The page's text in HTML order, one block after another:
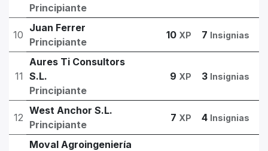
Principiante
10
Juan Ferrer
Principiante
10 XP 7 Insignias
11
Aures Ti Consultors
S.L.
Principiante
9 XP 3 Insignias
12
West Anchor S.L.
Principiante
7 XP 4 Insignias
Moval Agroingeniería